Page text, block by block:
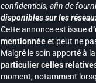
confidentiels, afin de
disponibles sur les
Cette annonce est issue
mentionnéeet peut ne
Malgré le soin apporté à
particulier celles
moment, notamment